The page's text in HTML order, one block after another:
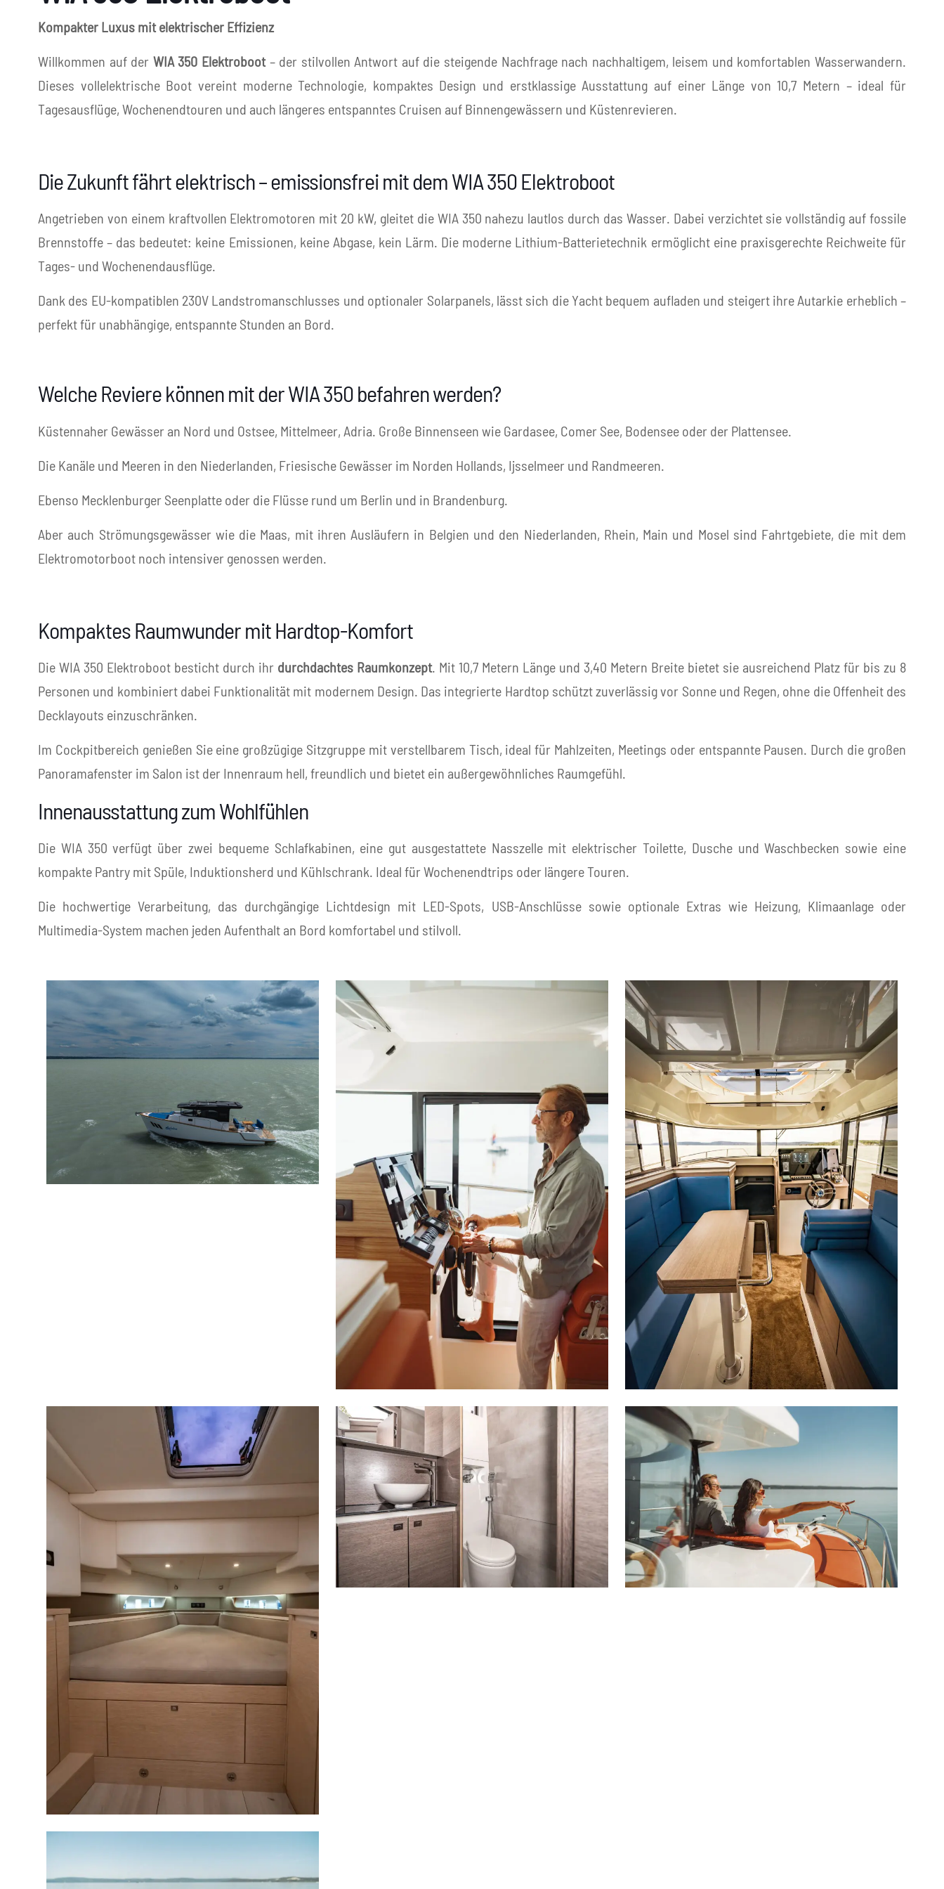
Kompakter Luxus mit elektrischer Effizienz
Willkommen auf der WIA 350 Elektroboot– der stilvollen Antwort auf die steigende Nachfrage nach nachhaltigem, leisem und komfortablen Wasserwandern.
Dieses vollelektrische Boot vereint moderne Technologie, kompaktes Design und erstklassige Ausstattung auf einer Länge von 10,7 Metern – ideal für
Tagesausflüge, Wochenendtouren und auch längeres entspanntes Cruisen auf Binnengewässern und Küstenrevieren.
Die Zukunft fährt elektrisch – emissionsfrei mit dem WIA 350 Elektroboot
Angetrieben von einem kraftvollen Elektromotoren mit 20 kW, gleitet die WIA 350 nahezu lautlos durch das Wasser. Dabei verzichtet sie vollständig auf fossile
Brennstoffe – das bedeutet: keine Emissionen, keine Abgase, kein Lärm. Die moderne Lithium-Batterietechnik ermöglicht eine praxisgerechte Reichweite für
Tages- und Wochenendausflüge.
Dank des EU-kompatiblen 230V Landstromanschlusses und optionaler Solarpanels, lässt sich die Yacht bequem aufladen und steigert ihre Autarkie erheblich –
perfekt für unabhängige, entspannte Stunden an Bord.
Welche Reviere können mit der WIA 350 befahren werden?
Küstennaher Gewässer an Nord und Ostsee, Mittelmeer, Adria. Große Binnenseen wie Gardasee, Comer See, Bodensee oder der Plattensee.
Die Kanäle und Meeren in den Niederlanden, Friesische Gewässer im Norden Hollands, Ijsselmeer und Randmeeren.
Ebenso Mecklenburger Seenplatte oder die Flüsse rund um Berlin und in Brandenburg.
Aber auch Strömungsgewässer wie die Maas, mit ihren Ausläufern in Belgien und den Niederlanden, Rhein, Main und Mosel sind Fahrtgebiete, die mit dem
Elektromotorboot noch intensiver genossen werden.
Kompaktes Raumwunder mit Hardtop-Komfort
Die WIA 350 Elektroboot besticht durch ihr durchdachtes Raumkonzept. Mit 10,7 Metern Länge und 3,40 Metern Breite bietet sie ausreichend Platz für bis zu 8
Personen und kombiniert dabei Funktionalität mit modernem Design. Das integrierte Hardtop schützt zuverlässig vor Sonne und Regen, ohne die Offenheit des
Decklayouts einzuschränken.
Im Cockpitbereich genießen Sie eine großzügige Sitzgruppe mit verstellbarem Tisch, ideal für Mahlzeiten, Meetings oder entspannte Pausen. Durch die großen
Panoramafenster im Salon ist der Innenraum hell, freundlich und bietet ein außergewöhnliches Raumgefühl.
Innenausstattung zum Wohlfühlen
Die WIA 350 verfügt über zwei bequeme Schlafkabinen, eine gut ausgestattete Nasszelle mit elektrischer Toilette, Dusche und Waschbecken sowie eine
kompakte Pantry mit Spüle, Induktionsherd und Kühlschrank. Ideal für Wochenendtrips oder längere Touren.
Die hochwertige Verarbeitung, das durchgängige Lichtdesign mit LED-Spots, USB-Anschlüsse sowie optionale Extras wie Heizung, Klimaanlage oder
Multimedia-System machen jeden Aufenthalt an Bord komfortabel und stilvoll.